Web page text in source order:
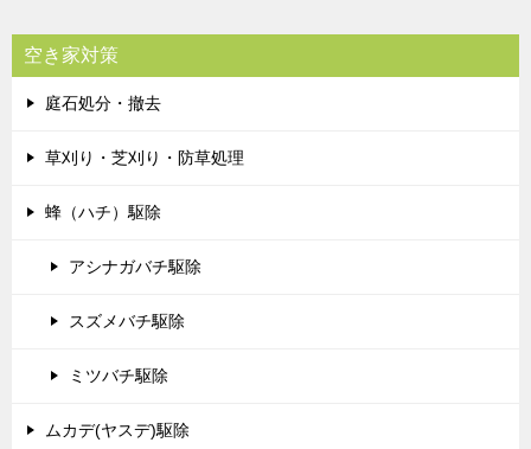
空き家対策
庭石処分・撤去
草刈り・芝刈り・防草処理
蜂（ハチ）駆除
アシナガバチ駆除
スズメバチ駆除
ミツバチ駆除
ムカデ(ヤスデ)駆除